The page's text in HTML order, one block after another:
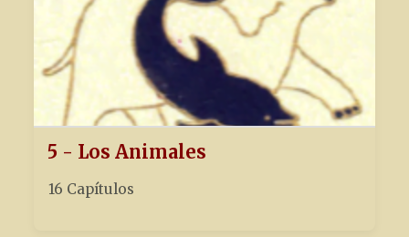
5 - Los Animales
16 Capítulos